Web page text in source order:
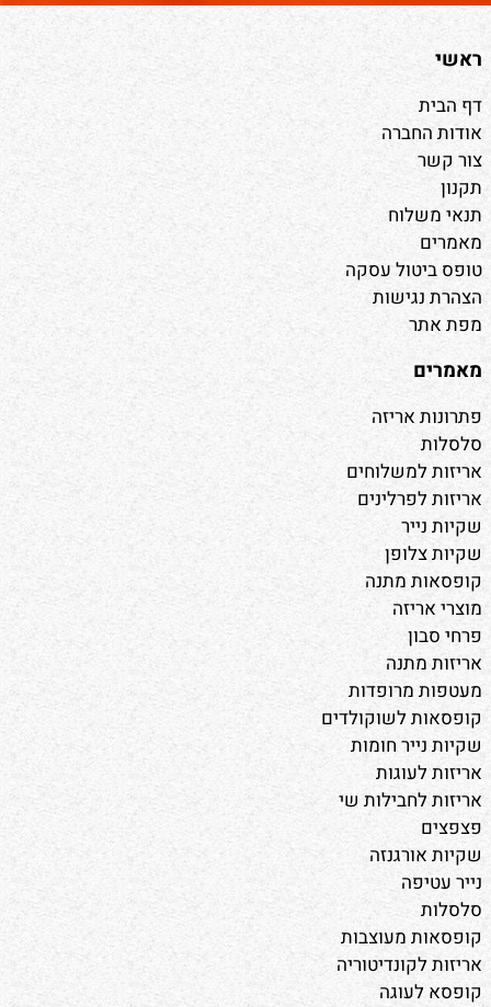
ראשי
דף הבית
אודות החברה
צור קשר
תקנון
תנאי משלוח
מאמרים
טופס ביטול עסקה
הצהרת נגישות
מפת אתר
מאמרים
פתרונות אריזה
סלסלות
אריזות למשלוחים
אריזות לפרלינים
שקיות נייר
שקיות צלופן
קופסאות מתנה
מוצרי אריזה
פרחי סבון
אריזות מתנה
מעטפות מרופדות
קופסאות לשוקולדים
שקיות נייר חומות
אריזות לעוגות
אריזות לחבילות שי
פצפצים
שקיות אורגנזה
נייר עטיפה
סלסלות
קופסאות מעוצבות
אריזות לקונדיטוריה
קופסא לעוגה